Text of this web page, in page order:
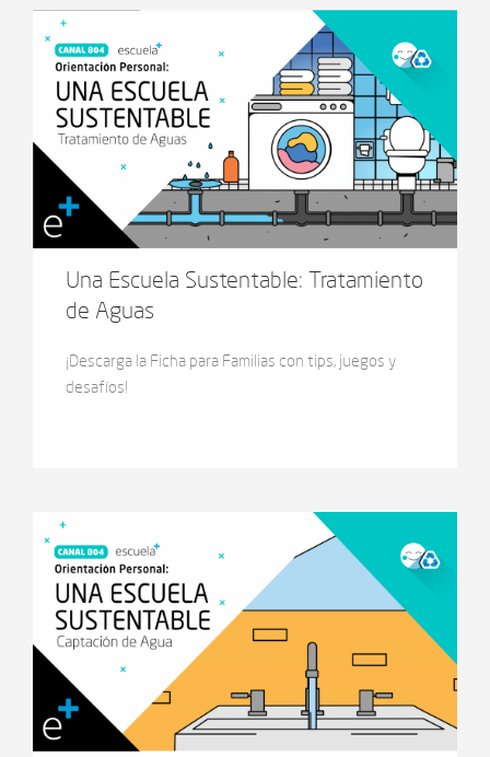
Una Escuela Sustentable: Tratamiento
de Aguas
¡Descarga la Ficha para Familias con tips, juegos y
desafíos!